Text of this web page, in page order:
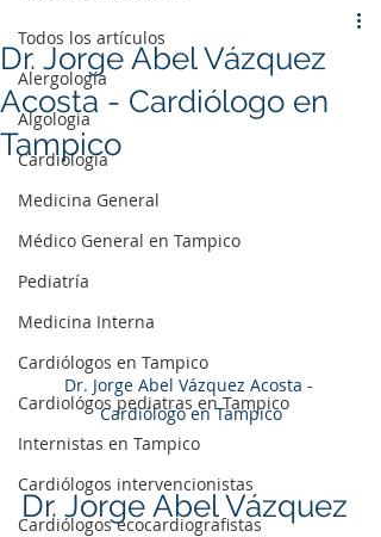
Todos los artículos
Alergología
Algologia
Cardiología
Medicina General
Médico General en Tampico
Pediatría
Medicina Interna
Cardiólogos en Tampico
Cardiológos pediatras en Tampico
Internistas en Tampico
Cardiólogos intervencionistas
Cardiólogos ecocardiografistas
Dr. Jorge Abel Vázquez
Acosta - Cardiólogo en
Tampico
Dr. Jorge Abel Vázquez Acosta -
Cardiólogo en Tampico
Dr. Jorge Abel Vázquez